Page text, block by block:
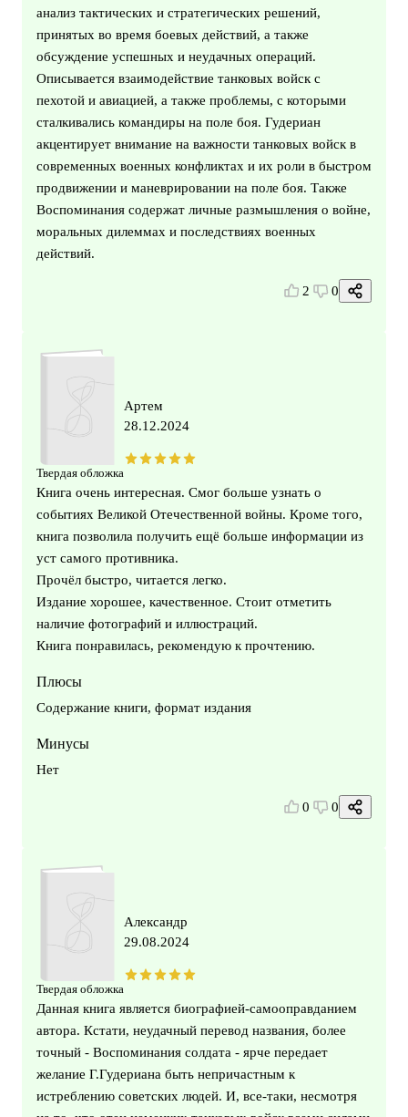
анализ тактических и стратегических решений,
принятых во время боевых действий, а также
обсуждение успешных и неудачных операций.
Описывается взаимодействие танковых войск с
пехотой и авиацией, а также проблемы, с которыми
сталкивались командиры на поле боя. Гудериан
акцентирует внимание на важности танковых войск в
современных военных конфликтах и их роли в быстром
продвижении и маневрировании на поле боя. Также
Воспоминания содержат личные размышления о войне,
моральных дилеммах и последствиях военных
действий.
2 0
Твердая обложка
Артем
28.12.2024
Книга очень интересная. Смог больше узнать о
событиях Великой Отечественной войны. Кроме того,
книга позволила получить ещё больше информации из
уст самого противника.
Прочёл быстро, читается легко.
Издание хорошее, качественное. Стоит отметить
наличие фотографий и иллюстраций.
Книга понравилась, рекомендую к прочтению.
Плюсы
Содержание книги, формат издания
Минусы
Нет
0 0
Твердая обложка
Александр
29.08.2024
Данная книга является биографией-самооправданием
автора. Кстати, неудачный перевод названия, более
точный - Воспоминания солдата - ярче передает
желание Г.Гудериана быть непричастным к
истреблению советских людей. И, все-таки, несмотря